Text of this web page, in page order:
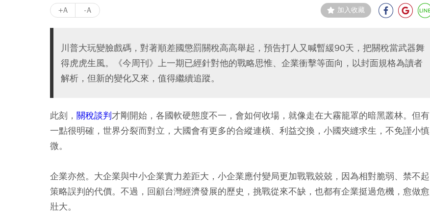
+A -A 加入收藏
川普大玩變臉戲碼，對著順差國懲罰關稅高高舉起，預告打人又喊暫緩90天，把關稅當武器舞
得虎虎生風。《今周刊》上一期已經針對他的戰略思惟、企業衝擊等面向，以封面規格為讀者
解析，但新的變化又來，值得繼續追蹤。
此刻， 關稅談判才剛開始，各國軟硬態度不一，會如何收場，就像走在大霧籠罩的暗黑叢林。但有
一點很明確，世界分裂而對立，大國會有更多的合縱連橫、利益交換，小國夾縫求生，不免謹小慎
微。
企業亦然。大企業與中小企業實力差距大，小企業應付變局更加戰戰兢兢，因為相對脆弱、禁不起
策略誤判的代價。不過，回顧台灣經濟發展的歷史，挑戰從來不缺，也都有企業挺過危機，愈做愈
壯大。